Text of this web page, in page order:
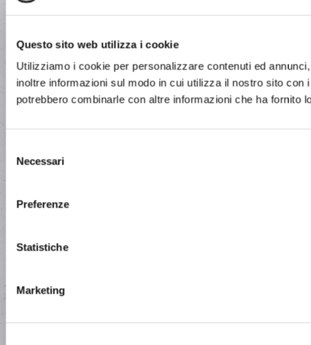
Questo sito web utilizza i cookie
Utilizziamo i cookie per personalizzare contenuti ed
inoltre informazioni sul modo in cui utilizza il nostro sito
potrebbero combinarle con altre informazioni che ha fornito
delNecessari
Preferenze
Statistiche
Marketing